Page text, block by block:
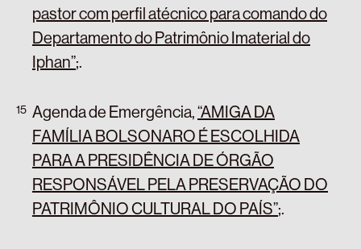
pastor com perfil atécnico para comando do
Departamento do Patrimônio Imaterial do
Iphan”;.
Agenda de Emergência,“AMIGA DA
FAMÍLIA BOLSONARO É ESCOLHIDA
PARA A PRESIDÊNCIA DE ÓRGÃO
RESPONSÁVEL PELA PRESERVAÇÃO DO
PATRIMÔNIO CULTURAL DO PAÍS”;.